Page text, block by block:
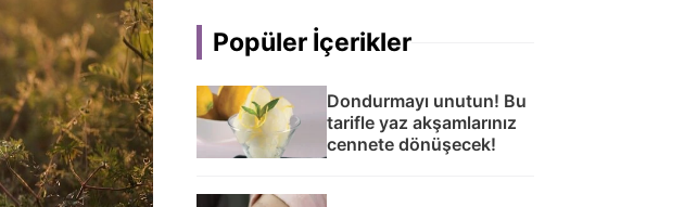
Popüler İçerikler
Dondurmayı unutun! Bu
tarifle yaz akşamlarınız
cennete dönüşecek!